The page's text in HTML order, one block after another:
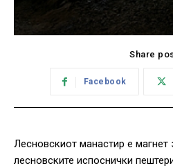
Share
Facebook
Лесновскиот манастир е магнет
лесновските испоснички